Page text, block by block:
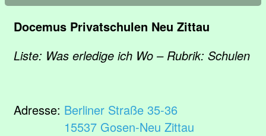
Docemus Privatschulen Neu Zittau
Liste: Was erledige ich Wo – Rubrik: Schulen
Adresse: Berliner Straße 35-36
15537 Gosen-Neu Zittau